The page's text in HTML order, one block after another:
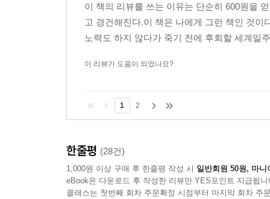
이 책의 리뷰를 쓰는 이유는 단순히 600원을
고 경건해진다.이 책은 나에게 그런 책인 것
노력도 하지 않다가 죽기 전에 후회할 세계일
이 리뷰가 도움이 되었나요?
1 2
한줄평 (28건)
1,000원 이상 구매 후 한줄평 작성 시 일반회원 50원, 마니
eBook은 다운로드 후 작성한 리뷰만 YES포인트 지급됩니
클래스는 첫번째 회차 주문확정 시점부터 마지막 회차 주